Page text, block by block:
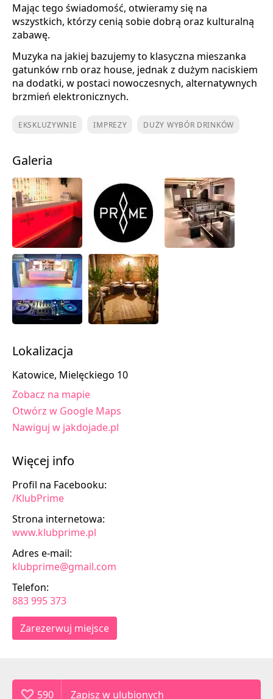
Mając tego świadomość, otwieramy się na
wszystkich, którzy cenią sobie dobrą oraz kulturalną
zabawę.
Muzyka na jakiej bazujemy to klasyczna mieszanka
gatunków rnb oraz house, jednak z dużym naciskiem
na dodatki, w postaci nowoczesnych, alternatywnych
brzmień elektronicznych.
EKSKLUZYWNIE IMPREZY DUŻY WYBÓR DRINKÓW
Galeria
Lokalizacja
Katowice, Mielęckiego 10
Zobacz na mapie
Otwórz w Google Maps
Nawiguj w jakdojade.pl
Więcej info
Profil na Facebooku:
/KlubPrime
Strona internetowa:
www.klubprime.pl
Adres e-mail:
klubprime@gmail.com
Telefon:
883 995 373
Zarezerwuj miejsce
590